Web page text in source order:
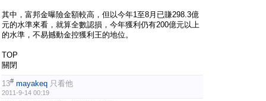
其中，富邦金曝險金額較高，但以今年1至8月已賺298.3億
元的水準來看，就算全數認損，今年獲利仍有200億元以上
的水準，不易撼動金控獲利王的地位。
TOP
關閉
13# mayakeq 只看他
2011-9-14 00:19